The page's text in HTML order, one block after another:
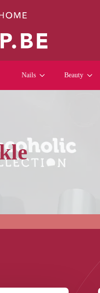
Nails Beauty